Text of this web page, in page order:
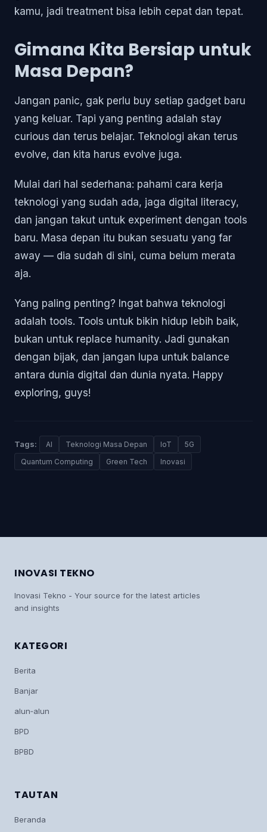
kamu, jadi treatment bisa lebih cepat dan tepat.
Gimana Kita Bersiap untuk
Masa Depan?
Jangan panic, gak perlu buy setiap gadget baru
yang keluar. Tapi yang penting adalah stay
curious dan terus belajar. Teknologi akan terus
evolve, dan kita harus evolve juga.
Mulai dari hal sederhana: pahami cara kerja
teknologi yang sudah ada, jaga digital literacy,
dan jangan takut untuk experiment dengan tools
baru. Masa depan itu bukan sesuatu yang far
away — dia sudah di sini, cuma belum merata
aja.
Yang paling penting? Ingat bahwa teknologi
adalah tools. Tools untuk bikin hidup lebih baik,
bukan untuk replace humanity. Jadi gunakan
dengan bijak, dan jangan lupa untuk balance
antara dunia digital dan dunia nyata. Happy
exploring, guys!
Tags: AI Teknologi Masa Depan IoT
5G
Quantum Computing
Green Tech Inovasi
INOVASI TEKNO
Inovasi Tekno - Your source for the latest articles
and insights
KATEGORI
Berita
Banjar
alun‑alun
BPD
BPBD
TAUTAN
Beranda